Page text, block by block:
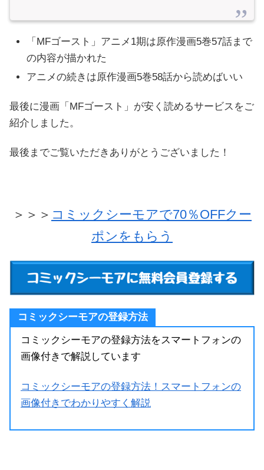
「MFゴースト」アニメ1期は原作漫画5巻57話まで
の内容が描かれた
アニメの続きは原作漫画5巻58話から読めばいい
最後に漫画「MFゴースト」が安く読めるサービスをご
紹介しました。
最後までご覧いただきありがとうございました！
＞＞＞ コミックシーモアで70％OFFクー
ポンをもらう
コミックシーモアの登録方法
コミックシーモアの登録方法をスマートフォンの
画像付きで解説しています
コミックシーモアの登録方法！スマートフォンの
画像付きでわかりやすく解説